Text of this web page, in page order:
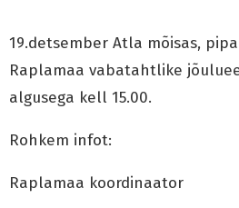
19.detsember Atla mõisas,
Raplamaa vabatahtlike
algusega kell 15.00.
Rohkem infot:
Raplamaa koordinaator